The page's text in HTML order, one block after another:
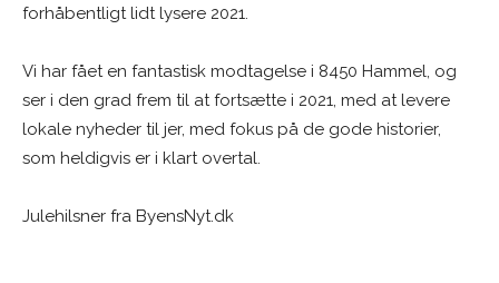
forhåbentligt lidt lysere 2021.
Vi har fået en fantastisk modtagelse i 8450 Hammel, og
ser i den grad frem til at fortsætte i 2021, med at levere
lokale nyheder til jer, med fokus på de gode historier,
som heldigvis er i klart overtal.
Julehilsner fra ByensNyt.dk